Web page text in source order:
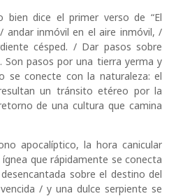
bien dice el primer verso de “El
andar inmóvil en el aire inmóvil, /
césped. / Dar pasos sobre
Son pasos por una tierra yerma y
se conecte con la naturaleza: el
un tránsito etéreo por la
de una cultura que camina
apocalíptico, la hora canicular
que rápidamente se conecta
sobre el destino del
/ y una dulce serpiente se